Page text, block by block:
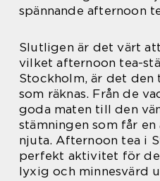
spännande afternoon
Slutligen är det värt
vilket afternoon tea-
Stockholm, är det den
som räknas. Från de
goda maten till den
stämningen som får
njuta. Afternoon tea i
perfekt aktivitet för
lyxig och minnesvärd